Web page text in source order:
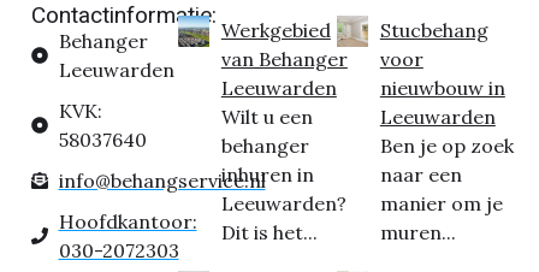
Contactinformatie:
Behanger
Leeuwarden
KVK:
58037640
info@behangservice.nl
Hoofdkantoor:
030-2072303
Werkgebied
van Behanger
Leeuwarden
Wilt u een
behanger
inhuren in
Leeuwarden?
Dit is het...
Stucbehang
voor
nieuwbouw in
Leeuwarden
Ben je op zoek
naar een
manier om je
muren...